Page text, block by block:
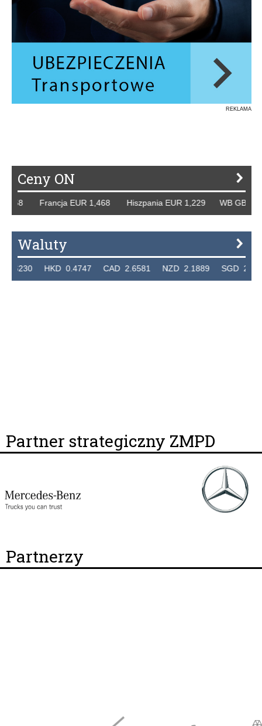
REKLAMA
Ceny ON
Francja EUR 1,468 Hiszpania EUR 1,229 WB GBP
Waluty
HKD 0.4747 CAD 2.6581 NZD 2.1889 SGD
Partner strategiczny ZMPD
Partnerzy